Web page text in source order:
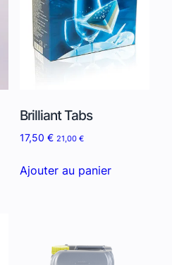
Brilliant Tabs
17,50 € 21,00 €
Ajouter au panier